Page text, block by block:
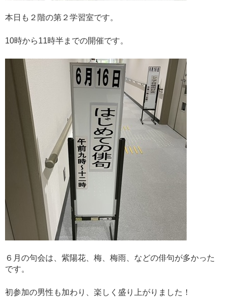
本日も２階の第２学習室です。
10時から11時半までの開催です。
６月の句会は、紫陽花、梅、梅雨、などの俳句が多かった
です。
初参加の男性も加わり、楽しく盛り上がりました！